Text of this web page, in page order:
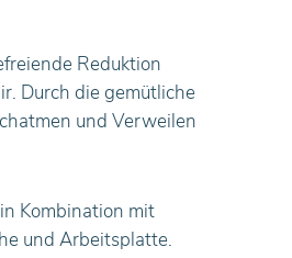
Reduktion
Durch die gemütliche
und Verweilen
Kombination mit
und Arbeitsplatte.